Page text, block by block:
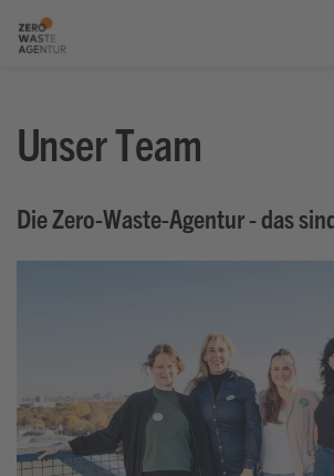
springen
springen
springen
Unser Team
Die Zero-Waste-Agentur - das